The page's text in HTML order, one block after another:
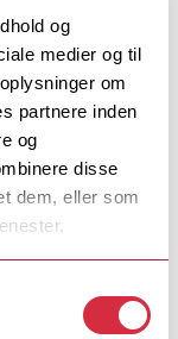
og
medier og til
om
partnere inden
og
disse
dem, eller som
6 til 18 år.
situation og
de rette